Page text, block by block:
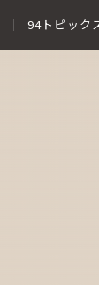
94トピック